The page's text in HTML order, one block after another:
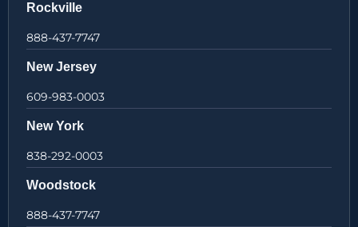
Rockville
888-437-7747
New Jersey
609-983-0003
New York
838-292-0003
Woodstock
888-437-7747